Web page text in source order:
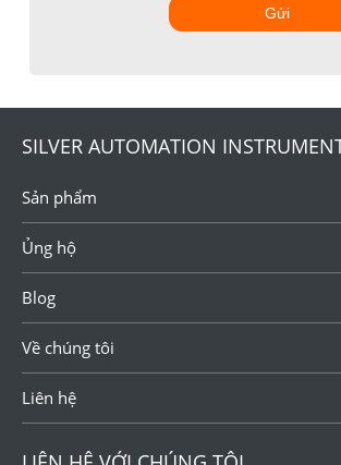
Gửi
SILVER AUTOMATION
Sản phẩm
Ủng hộ
Blog
Về chúng tôi
Liên hệ